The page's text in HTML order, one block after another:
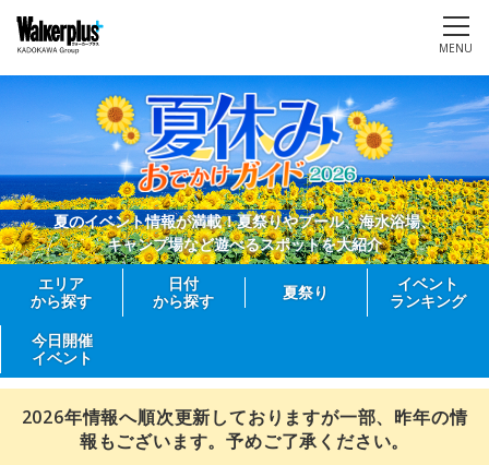
MENU
夏のイベント情報が満載！夏祭りやプール、海水浴場、
キャンプ場など遊べるスポットを大紹介
エリア
から探す
日付
から探す
夏祭り
イベント
ランキング
今日開催
イベント
2026年情報へ順次更新しておりますが一部、昨年の情
報もございます。予めご了承ください。